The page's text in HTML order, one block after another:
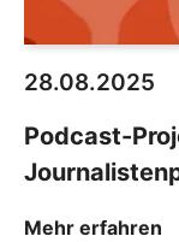
28.08.2025
Podcast-
Mehr erfahren